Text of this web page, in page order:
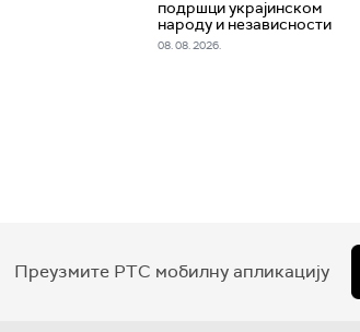
подршци украјинском
народу и независности
08. 08. 2026.
Преузмите РТС мобилну апликацију